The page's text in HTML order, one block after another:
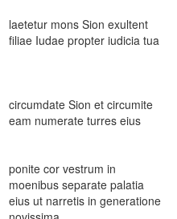
laetetur mons Sion exultent
filiae Iudae propter iudicia tua
circumdate Sion et circumite
eam numerate turres eius
ponite cor vestrum in
moenibus separate palatia
eius ut narretis in generatione